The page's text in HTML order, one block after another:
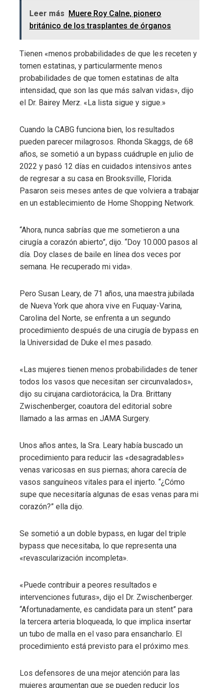
Leer más Muere Roy Calne, pionero
británico de los trasplantes de órganos
Tienen «menos probabilidades de que les receten y
tomen estatinas, y particularmente menos
probabilidades de que tomen estatinas de alta
intensidad, que son las que más salvan vidas», dijo
el Dr. Bairey Merz. «La lista sigue y sigue.»
Cuando la CABG funciona bien, los resultados
pueden parecer milagrosos. Rhonda Skaggs, de 68
años, se sometió a un bypass cuádruple en julio de
2022 y pasó 12 días en cuidados intensivos antes
de regresar a su casa en Brooksville, Florida.
Pasaron seis meses antes de que volviera a trabajar
en un establecimiento de Home Shopping Network.
“Ahora, nunca sabrías que me sometieron a una
cirugía a corazón abierto”, dijo. “Doy 10.000 pasos al
día. Doy clases de baile en línea dos veces por
semana. He recuperado mi vida».
Pero Susan Leary, de 71 años, una maestra jubilada
de Nueva York que ahora vive en Fuquay-Varina,
Carolina del Norte, se enfrenta a un segundo
procedimiento después de una cirugía de bypass en
la Universidad de Duke el mes pasado.
«Las mujeres tienen menos probabilidades de tener
todos los vasos que necesitan ser circunvalados»,
dijo su cirujana cardiotorácica, la Dra. Brittany
Zwischenberger, coautora del editorial sobre
llamado a las armas en JAMA Surgery.
Unos años antes, la Sra. Leary había buscado un
procedimiento para reducir las «desagradables»
venas varicosas en sus piernas; ahora carecía de
vasos sanguíneos vitales para el injerto. “¿Cómo
supe que necesitaría algunas de esas venas para mi
corazón?” ella dijo.
Se sometió a un doble bypass, en lugar del triple
bypass que necesitaba, lo que representa una
«revascularización incompleta».
«Puede contribuir a peores resultados e
intervenciones futuras», dijo el Dr. Zwischenberger.
“Afortunadamente, es candidata para un stent” para
la tercera arteria bloqueada, lo que implica insertar
un tubo de malla en el vaso para ensancharlo. El
procedimiento está previsto para el próximo mes.
Los defensores de una mejor atención para las
mujeres argumentan que se pueden reducir los